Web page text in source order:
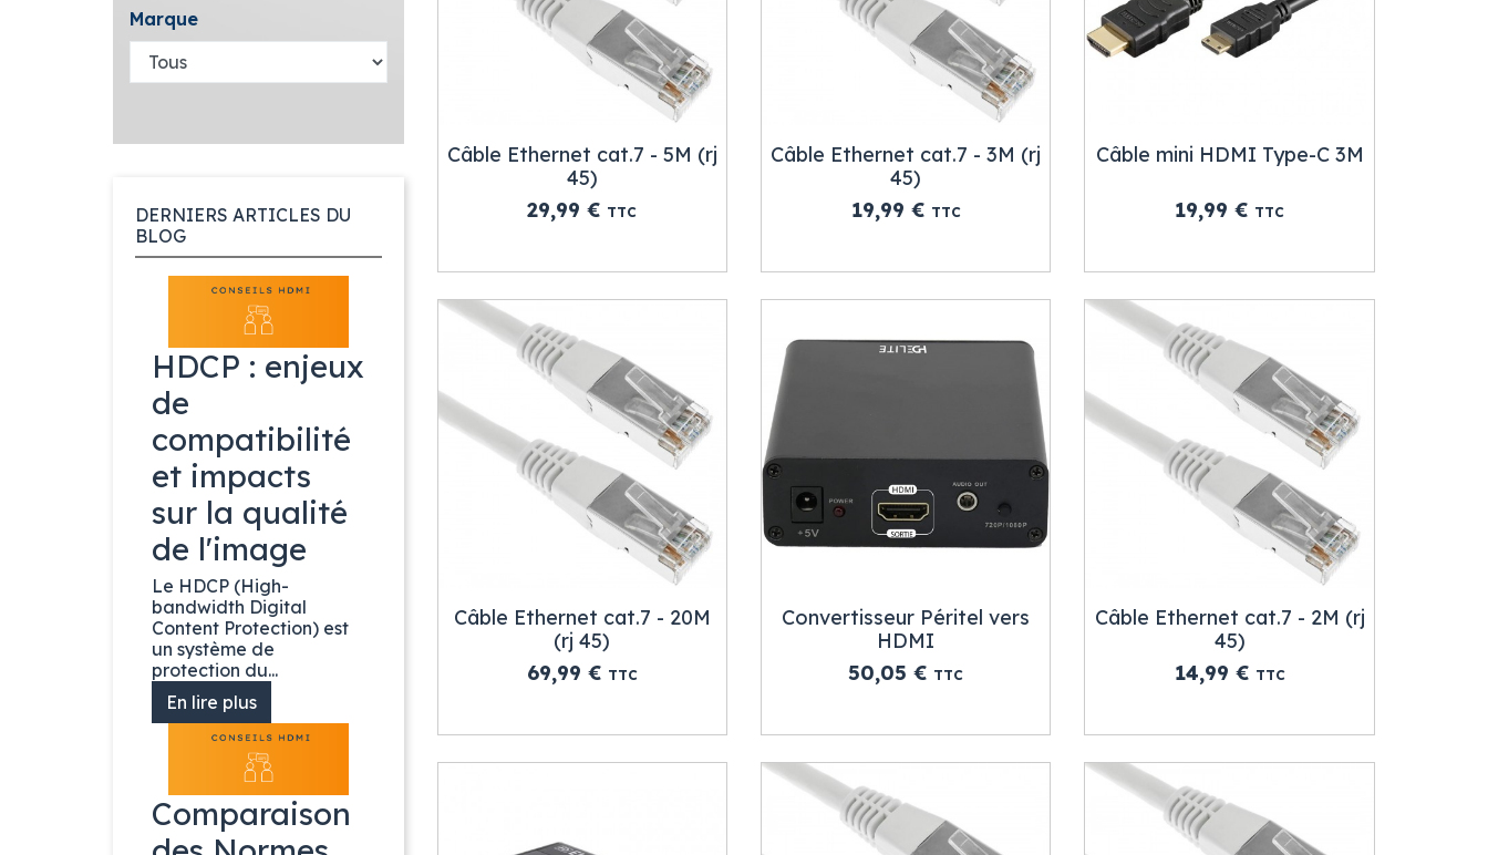
Marque
DERNIERS ARTICLES DU
BLOG
HDCP : enjeux
de
compatibilité
et impacts
sur la qualité
de l'image
Le HDCP (High-
bandwidth Digital
Content Protection) est
un système de
protection du...
En lire plus
Comparaison
Câble Ethernet cat.7 - 5M (rj
45)
Prix
29,99 € TTC
Câble Ethernet cat.7 - 3M (rj
45)
Prix
19,99 € TTC
Câble mini HDMI Type-C 3M
Prix
19,99 € TTC
Câble Ethernet cat.7 - 20M
(rj 45)
Prix
69,99 € TTC
Convertisseur Péritel vers
HDMI
Prix
50,05 € TTC
Câble Ethernet cat.7 - 2M (rj
45)
Prix
14,99 € TTC